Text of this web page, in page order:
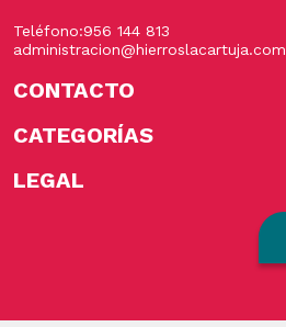
Teléfono:956 144 813
administracion@hierroslacartuja.com
CONTACTO
CATEGORÍAS
LEGAL